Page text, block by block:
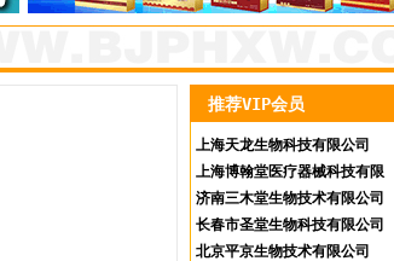
推荐VIP会员
上海天龙生物科技有限公司
上海博翰堂医疗器械科技有限
公司
济南三木堂生物技术有限公司
长春市圣堂生物科技有限公司
北京平京生物技术有限公司